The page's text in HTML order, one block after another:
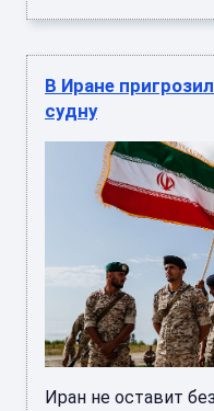
В Иране
судну
Иран не оставит